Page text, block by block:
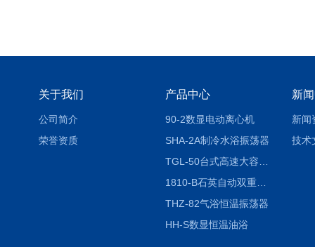
关于我们
公司简介
荣誉资质
产品中心
90-2数显电动离心机
SHA-2A制冷水浴振荡器
1810-B石英自动双重纯水蒸馏水器
THZ-82气浴恒温振荡器
HH-S数显恒温油浴
新
新闻
技术